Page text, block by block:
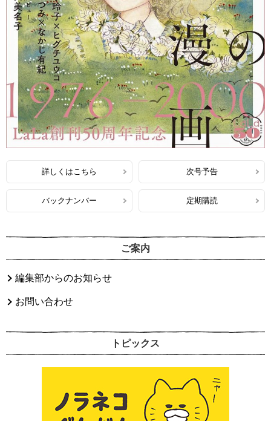
詳しくはこちら 次号予告
バックナンバー 定期購読
ご案内
編集部からのお知らせ
お問い合わせ
トピックス